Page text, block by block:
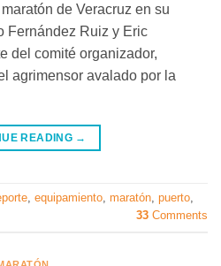
de Veracruz en su
Fernández Ruiz y Eric
del comité organizador,
agrimensor avalado por la
READING →
, equipamiento, maratón, puerto,
33 Comments